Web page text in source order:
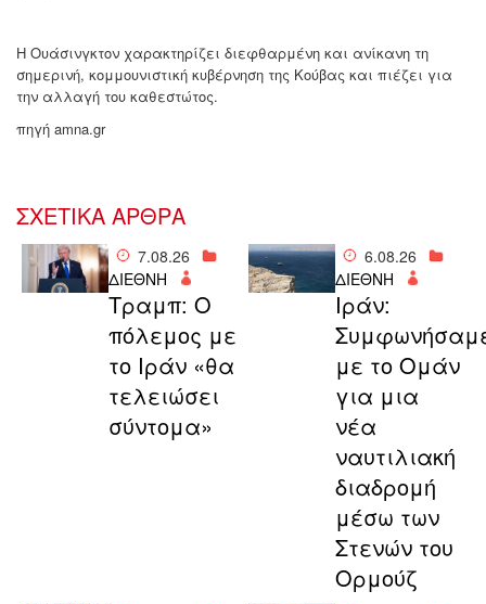
Η Ουάσινγκτον χαρακτηρίζει διεφθαρμένη και ανίκανη τη
σημερινή, κομμουνιστική κυβέρνηση της Κούβας και πιέζει για
την αλλαγή του καθεστώτος.
πηγή amna.gr
ΣΧΕΤΙΚΑ ΑΡΘΡΑ
7.08.26
ΔΙΕΘΝΗ
Τραμπ: Ο
πόλεμος με
το Ιράν «θα
τελειώσει
σύντομα»
6.08.26
ΔΙΕΘΝΗ
Ιράν:
με το Ομάν
για μια
νέα
ναυτιλιακή
διαδρομή
μέσω των
Στενών του
Ορμούζ